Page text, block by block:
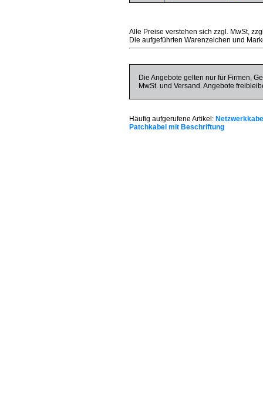
Alle Preise verstehen sich zzgl. MwSt,
Die aufgeführten Warenzeichen und
Die Angebote gelten nur für Firmen,
MwSt. und Versand. Angebote
Häufig aufgerufene Artikel:
Patchkabel mit Beschriftung